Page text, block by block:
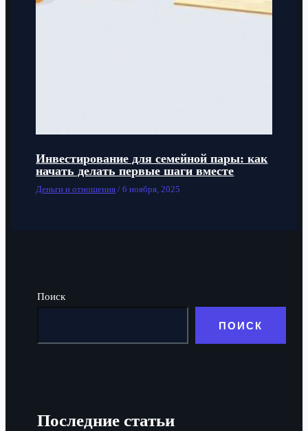
Инвестирование для семейной пары: как
начать делать первые шаги вместе
Деньги и отношения /6 ноября, 2025
Поиск
ПОИСК
Последние статьи